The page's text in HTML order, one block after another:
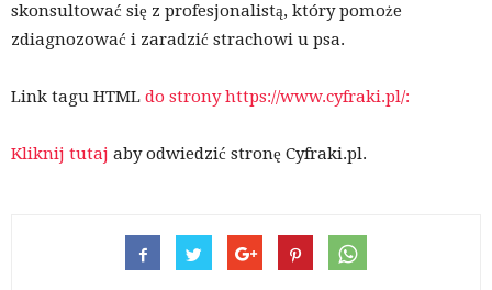
skonsultować się z profesjonalistą, który pomoże
zdiagnozować i zaradzić strachowi u psa.
Link tagu HTML do strony https://www.cyfraki.pl/:
Kliknij tutaj aby odwiedzić stronę Cyfraki.pl.